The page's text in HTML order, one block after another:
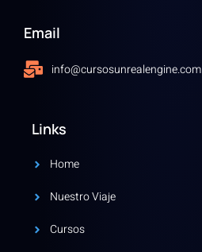
Email
info@cursosunrealengine.com
Links
Home
Nuestro Viaje
Cursos